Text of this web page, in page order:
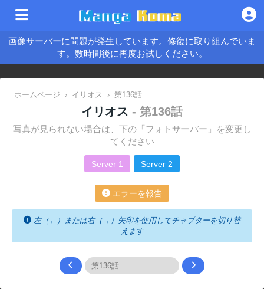
画像サーバーに問題が発生しています。修復に取り組んでいま
す。数時間後に再度お試しください。
ホームページ › イリオス › 第136話
イリオス - 第136話
写真が見られない場合は、下の「フォトサーバー」を変更し
てください
Server 1 Server 2
エラーを報告
左（←）または右（→）矢印を使用してチャプターを切り替
えます